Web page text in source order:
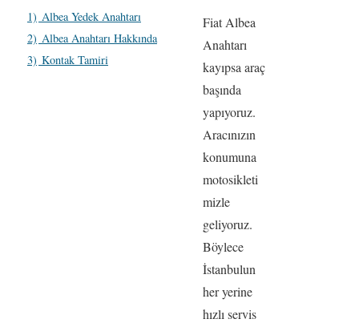
1) Albea Yedek Anahtarı
2) Albea Anahtarı Hakkında
3) Kontak Tamiri
Fiat Albea
Anahtarı
kayıpsa araç
başında
yapıyoruz.
Aracınızın
konumuna
motosikleti
mizle
geliyoruz.
Böylece
İstanbulun
her yerine
hızlı servis